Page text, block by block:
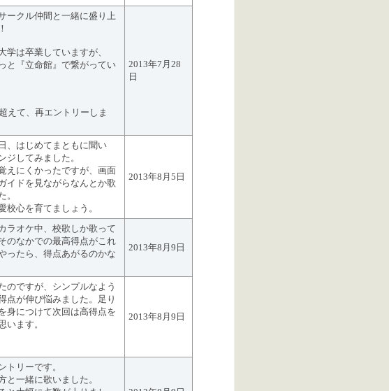
ークル仲間と一緒に盛り上
学は卒業していますが、
と『立命館』で繋がってい
えて、再エントリーしま
2013年7月28
日
、はじめてまともに聞い
ジしてみました。
えにくかったですが、画面
イドを見ながらなんとか歌
。
校心を育てましょう。
2013年8月5日
ラオケ中、校歌しか歌って
のなかでの最高得点がこれ
ったら、得点あがるのかな
2013年8月9日
のですが、シンプルなよう
点が伸び悩みました。足り
身につけて次回は高得点を
思います。
2013年8月9日
トリーです。
と一緒に歌いました。